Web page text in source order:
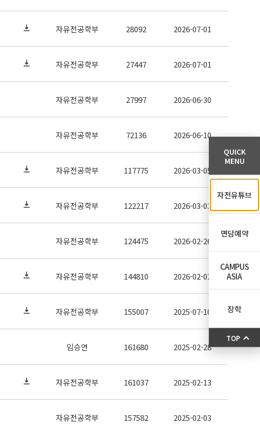
자유전공학부 28092 2026-07-01
자유전공학부 27447 2026-07-01
자유전공학부 27997 2026-06-30
자유전공학부 72136 2026-06-10
자유전공학부 117775 2026-03-05
자유전공학부 122217 2026-03-03
자유전공학부 124475 2026-02-26
자유전공학부 144810 2026-02-02
자유전공학부 155007 2025-07-10
임승연 161680 2025-02-28
자유전공학부 161037 2025-02-13
자유전공학부 157582 2025-02-03
QUICK
MENU
자전유튜브
면담예약
CAMPUS
ASIA
장학
TOP